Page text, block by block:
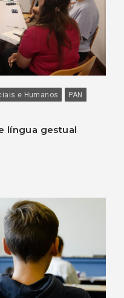
e Humanos
PAN
língua gestual